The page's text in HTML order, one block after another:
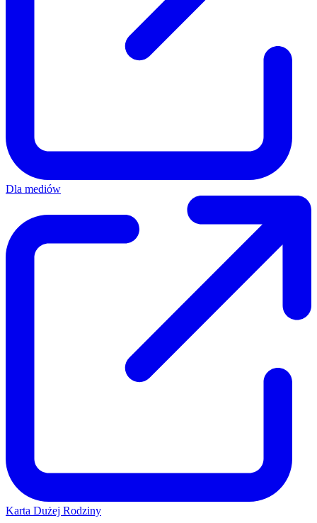
Dla mediów
Karta Dużej Rodziny